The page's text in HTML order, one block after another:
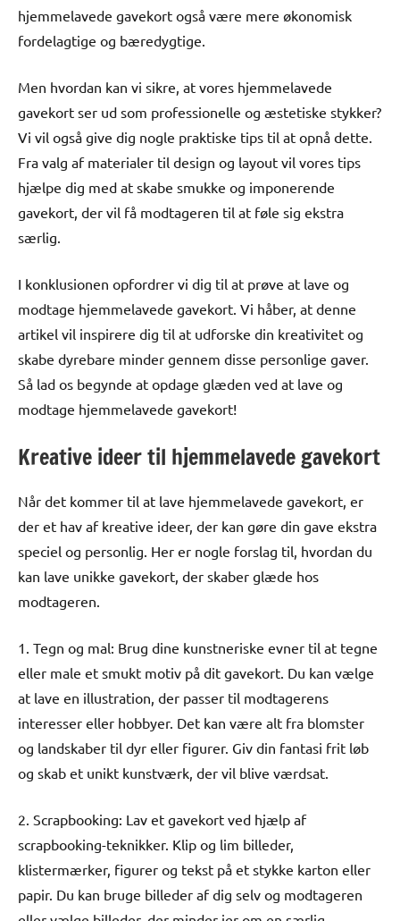
hjemmelavede gavekort også være mere økonomisk
fordelagtige og bæredygtige.
Men hvordan kan vi sikre, at vores hjemmelavede
gavekort ser ud som professionelle og æstetiske stykker?
Vi vil også give dig nogle praktiske tips til at opnå dette.
Fra valg af materialer til design og layout vil vores tips
hjælpe dig med at skabe smukke og imponerende
gavekort, der vil få modtageren til at føle sig ekstra
særlig.
I konklusionen opfordrer vi dig til at prøve at lave og
modtage hjemmelavede gavekort. Vi håber, at denne
artikel vil inspirere dig til at udforske din kreativitet og
skabe dyrebare minder gennem disse personlige gaver.
Så lad os begynde at opdage glæden ved at lave og
modtage hjemmelavede gavekort!
Kreative ideer til hjemmelavede gavekort
Når det kommer til at lave hjemmelavede gavekort, er
der et hav af kreative ideer, der kan gøre din gave ekstra
speciel og personlig. Her er nogle forslag til, hvordan du
kan lave unikke gavekort, der skaber glæde hos
modtageren.
1. Tegn og mal: Brug dine kunstneriske evner til at tegne
eller male et smukt motiv på dit gavekort. Du kan vælge
at lave en illustration, der passer til modtagerens
interesser eller hobbyer. Det kan være alt fra blomster
og landskaber til dyr eller figurer. Giv din fantasi frit løb
og skab et unikt kunstværk, der vil blive værdsat.
2. Scrapbooking: Lav et gavekort ved hjælp af
scrapbooking-teknikker. Klip og lim billeder,
klistermærker, figurer og tekst på et stykke karton eller
papir. Du kan bruge billeder af dig selv og modtageren